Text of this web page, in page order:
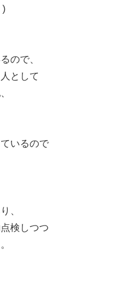
)
ので、
として
いるので
、
検しつつ